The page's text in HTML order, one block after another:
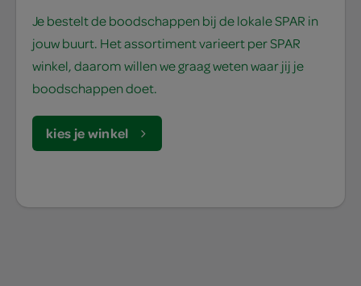
Je bestelt de boodschappen bij de lokale SPAR in
jouw buurt. Het assortiment varieert per SPAR
winkel, daarom willen we graag weten waar jij je
boodschappen doet.
kies je winkel